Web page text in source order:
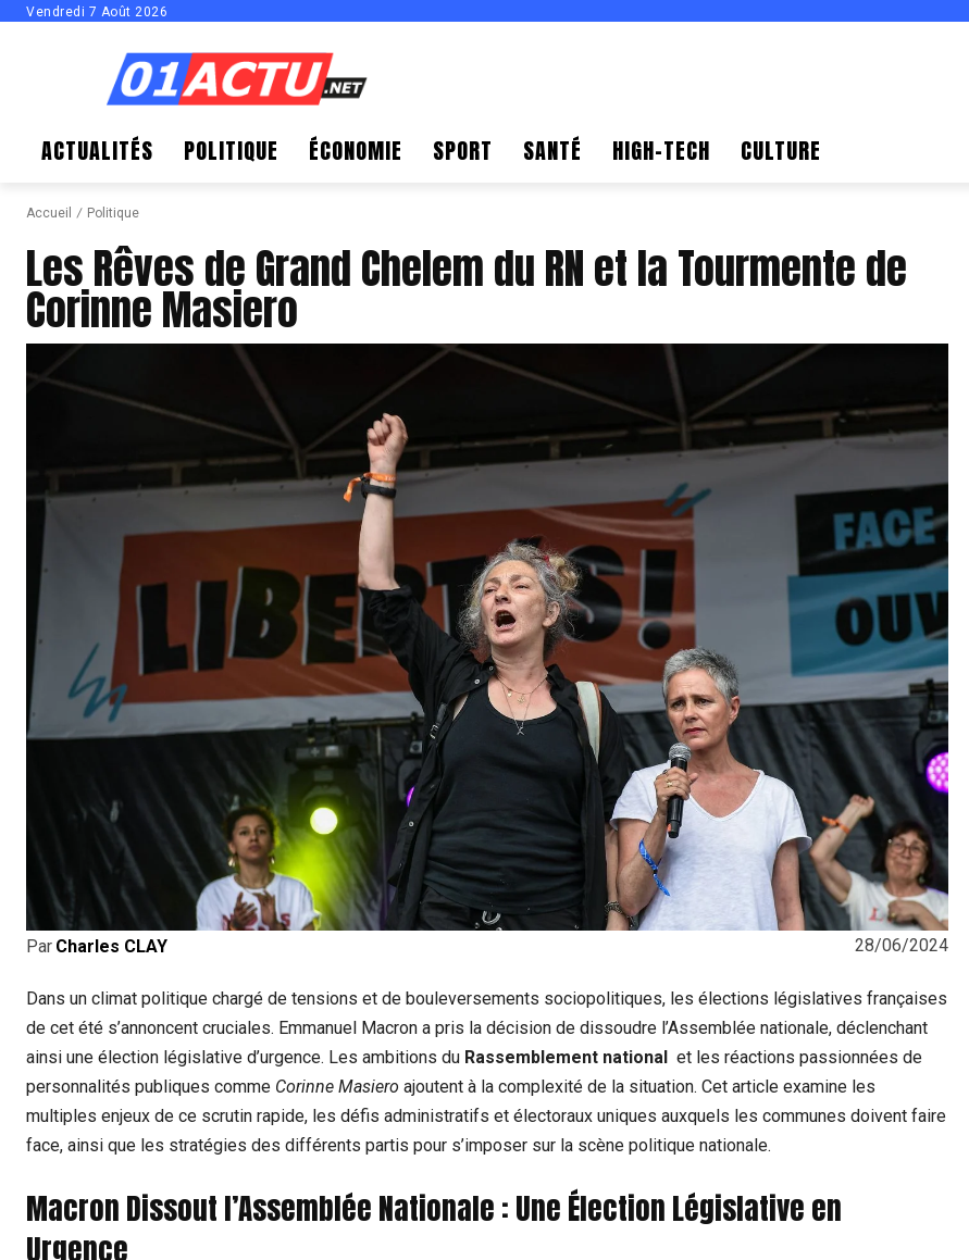
Vendredi 7 Août 2026
ACTUALITÉS POLITIQUE ÉCONOMIE SPORT SANTÉ HIGH-TECH CULTURE
Accueil Politique
Les Rêves de Grand Chelem du RN et la Tourmente de
Corinne Masiero
28/06/2024
Par Charles CLAY
Dans un climat politique chargé‍ de tensions et⁢ de bouleversements sociopolitiques, les élections législatives françaises
de ⁢cet été s’annoncent cruciales. Emmanuel Macron a⁢ pris la décision de dissoudre l’Assemblée nationale, déclenchant
ainsi une élection législative d’urgence. Les ambitions du Rassemblement national ‌ et les réactions passionnées de ​
personnalités publiques⁤ comme Corinne Masiero ajoutent à la complexité de la situation. ‍Cet article examine les
multiples enjeux de ce scrutin rapide, les défis administratifs et électoraux uniques auxquels les communes doivent faire
face, ainsi‌ que les stratégies des différents partis⁢ pour s’imposer sur la scène‍ politique nationale.
Macron Dissout l’Assemblée Nationale : Une ‌Élection Législative en
Urgence